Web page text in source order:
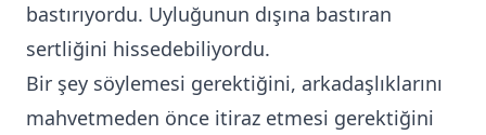
bastırıyordu. Uyluğunun dışına bastıran
sertliğini hissedebiliyordu.
Bir şey söylemesi gerektiğini, arkadaşlıklarını
mahvetmeden önce itiraz etmesi gerektiğini